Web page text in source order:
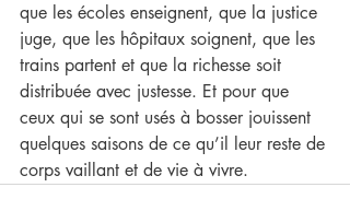
que les écoles enseignent, que la justice
juge, que les hôpitaux soignent, que les
trains partent et que la richesse soit
distribuée avec justesse. Et pour que
ceux qui se sont usés à bosser jouissent
quelques saisons de ce qu’il leur reste de
corps vaillant et de vie à vivre.